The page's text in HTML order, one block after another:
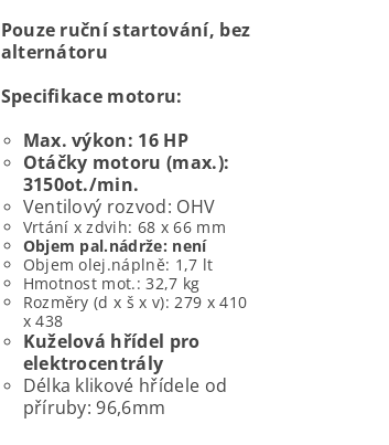
Pouze ruční startování, bez
alternátoru
Specifikace motoru:
Max. výkon: 16 HP
Otáčky motoru (max.):
3150ot./min.
Ventilový rozvod: OHV
Vrtání x zdvih: 68 x 66 mm
Objem pal.nádrže: není
Objem olej.náplně: 1,7 lt
Hmotnost mot.: 32,7 kg
Rozměry (d x š x v): 279 x 410
x 438
Kuželová hřídel pro
elektrocentrály
Délka klikové hřídele od
příruby: 96,6mm